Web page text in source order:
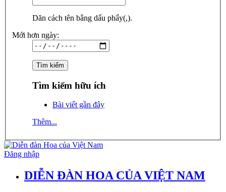
Dãn cách tên bằng dấu phẩy(,).
Mới hơn ngày:
Tìm kiếm hữu ích
Bài viết gần đây
Thêm...
Đăng nhập
DIỄN ĐÀN HOA CỦA VIỆT NAM